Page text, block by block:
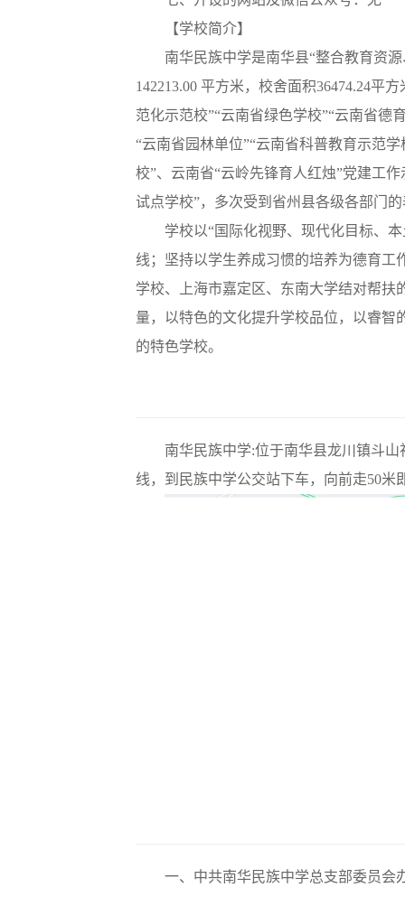
【学校简介】
南华民族中学是南华县“整合教育资
142213.00 平方米，校舍面积36474.24平
范化示范校”“云南省绿色学校”“云南省德
“云南省园林单位”“云南省科普教育示范
校”、云南省“云岭先锋育人红烛”党建工
试点学校”，多次受到省州县各级各部门
学校以“国际化视野、现代化目标、
线；坚持以学生养成习惯的培养为德育
学校、上海市嘉定区、东南大学结对帮
量，以特色的文化提升学校品位，以睿
的特色学校。
南华民族中学:位于南华县龙川镇斗
线，到民族中学公交站下车，向前走50米
一、中共南华民族中学总支部委员会